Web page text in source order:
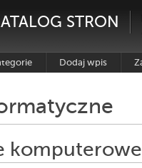
STRON
Dodaj wpis